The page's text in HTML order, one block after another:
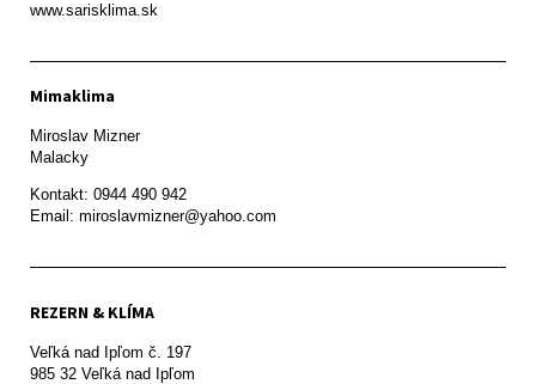
www.sarisklima.sk
Mimaklima
Miroslav Mizner
Malacky
Kontakt: 0944 490 942
REZERN & KLÍMA
Veľká nad Ipľom č. 197
985 32 Veľká nad Ipľom